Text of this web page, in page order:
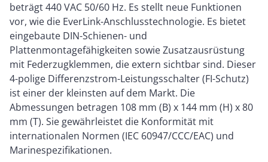
beträgt 440 VAC 50/60 Hz. Es stellt neue Funktionen
vor, wie die EverLink-Anschlusstechnologie. Es bietet
eingebaute DIN-Schienen- und
Plattenmontagefähigkeiten sowie Zusatzausrüstung
mit Federzugklemmen, die extern sichtbar sind. Dieser
4-polige Differenzstrom-Leistungsschalter (FI-Schutz)
ist einer der kleinsten auf dem Markt. Die
Abmessungen betragen 108 mm (B) x 144 mm (H) x 80
mm (T). Sie gewährleistet die Konformität mit
internationalen Normen (IEC 60947/CCC/EAC) und
Marinespezifikationen.